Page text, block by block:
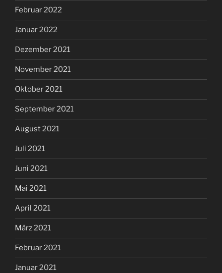
Februar 2022
Januar 2022
Dezember 2021
November 2021
Oktober 2021
September 2021
August 2021
Juli 2021
Juni 2021
Mai 2021
April 2021
März 2021
Februar 2021
Januar 2021